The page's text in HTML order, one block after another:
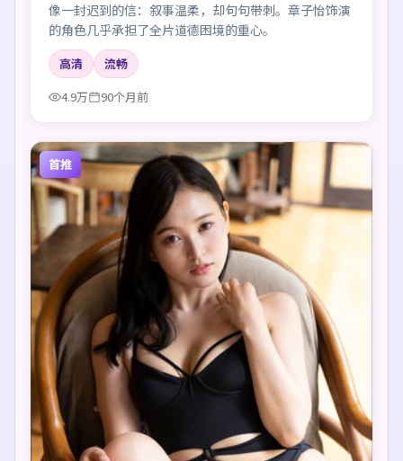
像一封迟到的信：叙事温柔，却句句带刺。章子怡饰演
的角色几乎承担了全片道德困境的重心。
高清
流畅
4.9万
90个月前
首推